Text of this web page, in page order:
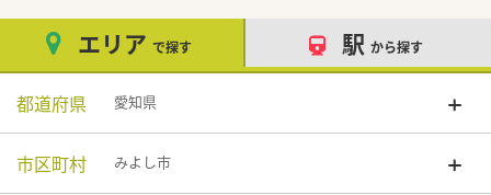
エリア で探す 駅 から探す
都道府県 愛知県
市区町村 みよし市